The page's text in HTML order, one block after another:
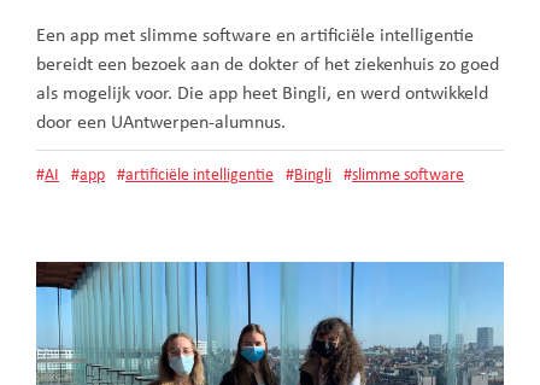
Een app met slimme software en artificiële intelligentie
bereidt een bezoek aan de dokter of het ziekenhuis zo goed
als mogelijk voor. Die app heet Bingli, en werd ontwikkeld
door een UAntwerpen-alumnus.
#AI #app #artificiële intelligentie #Bingli #slimme software